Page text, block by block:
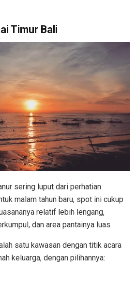
Timur Bali
sering luput dari perhatian
malam tahun baru, spot ini cukup
relatif lebih lengang,
dan area pantainya luas.
satu kawasan dengan titik acara
keluarga, dengan pilihannya: